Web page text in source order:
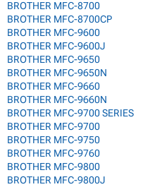
BROTHER MFC-8700
BROTHER MFC-8700CP
BROTHER MFC-9600
BROTHER MFC-9600J
BROTHER MFC-9650
BROTHER MFC-9650N
BROTHER MFC-9660
BROTHER MFC-9660N
BROTHER MFC-9700 SERIES
BROTHER MFC-9700
BROTHER MFC-9750
BROTHER MFC-9760
BROTHER MFC-9800
BROTHER MFC-9800J